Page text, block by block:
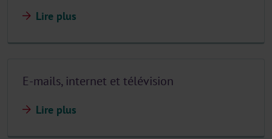
Lire plus
E-mails, internet et télévision
Lire plus